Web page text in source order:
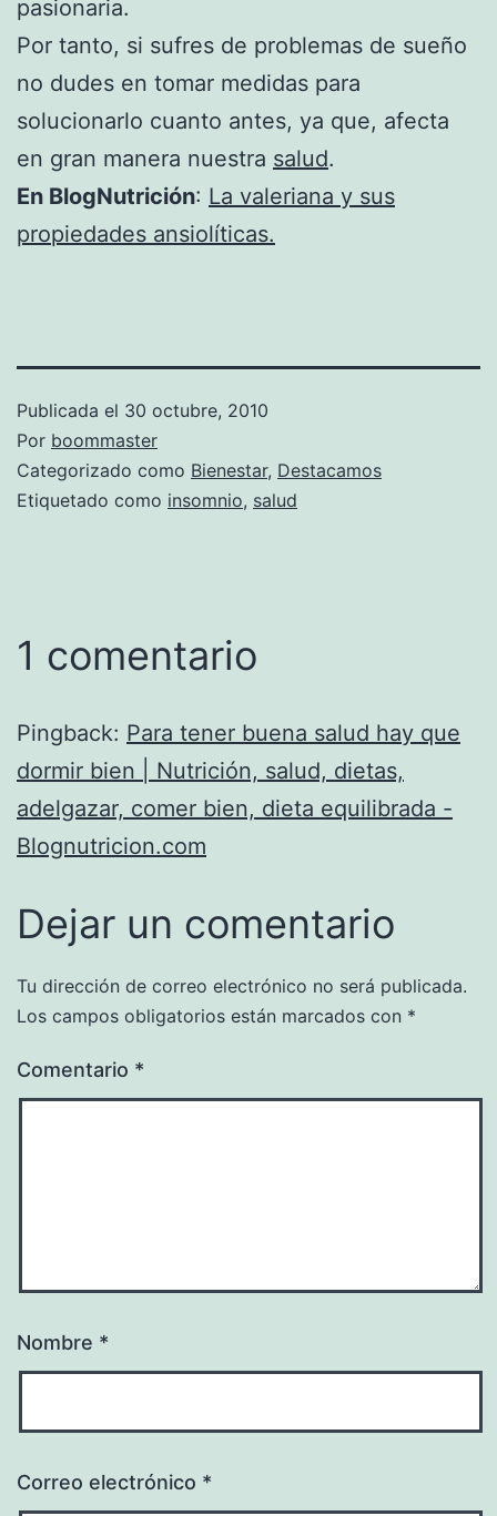
pasionaria.
Por tanto, si sufres de problemas de sueño
no dudes en tomar medidas para
solucionarlo cuanto antes, ya que, afecta
en gran manera nuestra salud.
En BlogNutrición: La valeriana y sus
propiedades ansiolíticas.
Publicada el 30 octubre, 2010
Por boommaster
Categorizado como Bienestar, Destacamos
Etiquetado como insomnio, salud
1 comentario
Pingback: Para tener buena salud hay que
dormir bien | Nutrición, salud, dietas,
adelgazar, comer bien, dieta equilibrada -
Blognutricion.com
Dejar un comentario
Tu dirección de correo electrónico no será publicada.
Los campos obligatorios están marcados con *
Comentario *
Nombre *
Correo electrónico *